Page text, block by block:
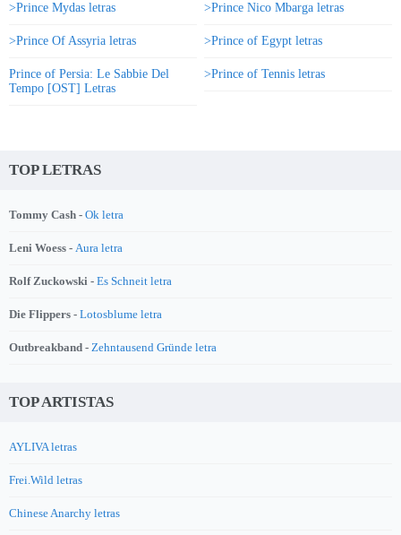
>Prince Mydas letras >Prince Nico Mbarga letras
>Prince Of Assyria letras >Prince of Egypt letras
Prince of Persia: Le Sabbie Del
Tempo [OST] Letras
>Prince of Tennis letras
TOP LETRAS
Tommy Cash - Ok letra
Leni Woess - Aura letra
Rolf Zuckowski - Es Schneit letra
Die Flippers - Lotosblume letra
Outbreakband - Zehntausend Gründe letra
TOP ARTISTAS
AYLIVA letras
Frei.Wild letras
Chinese Anarchy letras